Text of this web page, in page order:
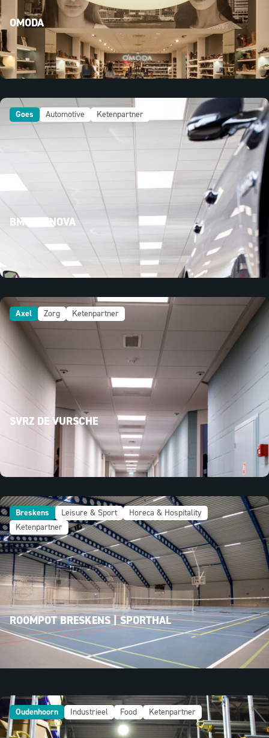
OMODA
Goes Automotive Ketenpartner
BMW RENOVA
Axel Zorg Ketenpartner
SVRZ DE VURSCHE
Breskens Leisure & Sport
Horeca & Hospitality
Ketenpartner
ROOMPOT BRESKENS | SPORTHAL
Oudenhoorn Industrieel Food Ketenpartner